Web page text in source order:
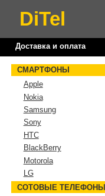
DiTel
Доставка и оплата
СМАРТФОНЫ
Apple
Nokia
Samsung
Sony
HTC
BlackBerry
Motorola
LG
СОТОВЫЕ ТЕЛЕФОНЫ